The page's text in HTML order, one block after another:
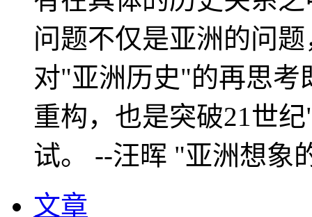
问题不仅是亚洲的问
对"亚洲历史"的再思考
重构，也是突破21世
试。 --汪晖 "亚洲想象
文章